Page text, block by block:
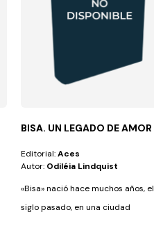
BISA. UN LEGADO DE AMOR
Editorial:Aces
Autor: Odiléia Lindquist
«Bisa» nació hace muchos años, el
siglo pasado, en una ciudad